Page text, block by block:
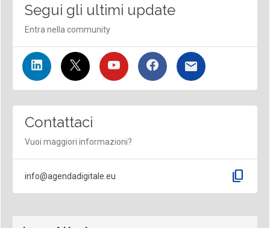
Segui gli ultimi update
Entra nella community
Contattaci
Vuoi maggiori informazioni?
info@agendadigitale.eu content_copy